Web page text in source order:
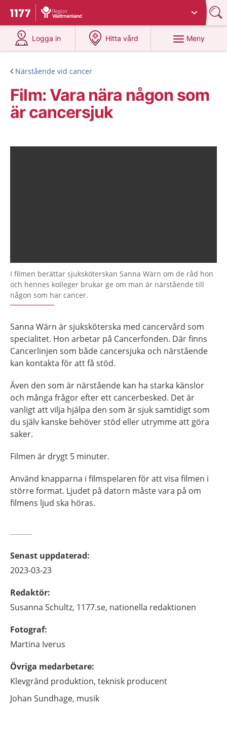
Till startsidan för 1177
Du har valt region
Logga in
på 1177.se
Hitta vård
på 1177.se
Meny
Närstående vid cancer
Film: Vara nära någon som
är cancersjuk
I filmen berättar sjuksköterskan Sanna Wärn om de råd hon
och hennes kolleger brukar ge om man är närstående till
någon som har cancer.
Sanna Wärn är sjuksköterska med cancervård som
specialitet. Hon arbetar på Cancerfonden. Där finns
Cancerlinjen som både cancersjuka och närstående
kan kontakta för att få stöd.
Även den som är närstående kan ha starka känslor
och många frågor efter ett cancerbesked. Det är
vanligt att vilja hjälpa den som är sjuk samtidigt som
du själv kanske behöver stöd eller utrymme att göra
saker.
Filmen är drygt 5 minuter.
Använd knapparna i filmspelaren för att visa filmen i
större format. Ljudet på datorn måste vara på om
filmens ljud ska höras.
Senast uppdaterad:
2023-03-23
Redaktör:
Susanna Schultz, 1177.se, nationella redaktionen
Fotograf:
Martina Iverus
Övriga medarbetare:
Klevgränd produktion, teknisk producent
Johan Sundhage, musik